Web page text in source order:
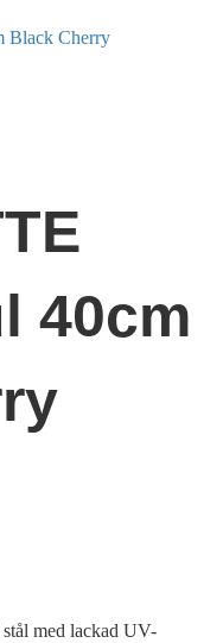
Black Cherry
40cm
med lackad UV-